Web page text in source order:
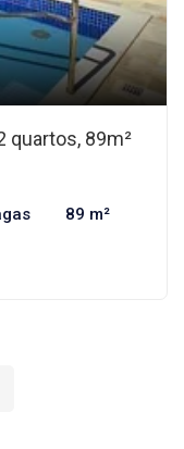
quartos, 89m²
89 m²